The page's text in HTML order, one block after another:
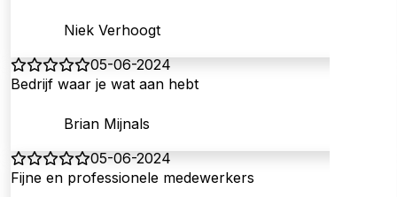
Niek Verhoogt
05-06-2024
Bedrijf waar je wat aan hebt
Brian Mijnals
05-06-2024
Fijne en professionele medewerkers